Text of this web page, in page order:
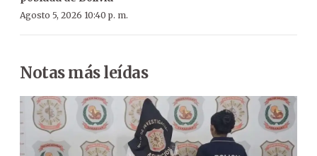
Agosto 5, 2026 10:40 p. m.
Notas más leídas